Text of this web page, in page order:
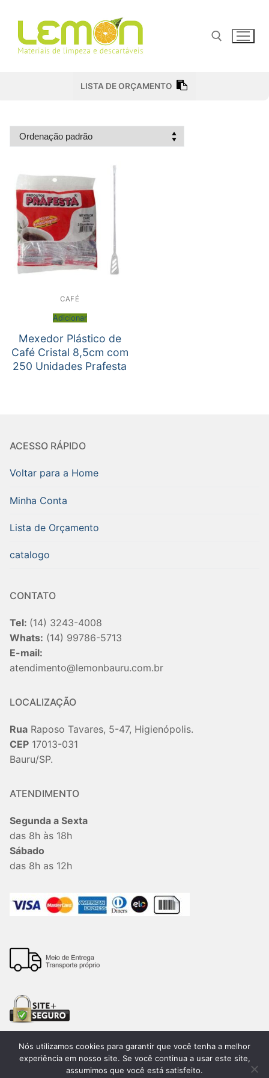
para
conteúdo
Pesquisar por:
LISTA DE ORÇAMENTO
CAFÉ
Adicionar
Mexedor Plástico de
Café Cristal 8,5cm com
250 Unidades Prafesta
ACESSO RÁPIDO
Voltar para a Home
Minha Conta
Lista de Orçamento
catalogo
CONTATO
Tel: (14) 3243-4008
Whats: (14) 99786-5713
E-mail:
atendimento@lemonbauru.com.br
LOCALIZAÇÃO
Rua Raposo Tavares, 5-47, Higienópolis.
CEP 17013-031
Bauru/SP.
ATENDIMENTO
Segunda a Sexta
das 8h às 18h
Sábado
das 8h as 12h
Todos os direitos reservados. 2026®. Lemon Bauru –
Nós utilizamos cookies para garantir que você tenha a melhor
experiência em nosso site. Se você continua a usar este site,
assumimos que você está satisfeito.